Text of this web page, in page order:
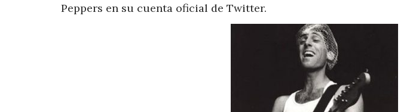
Peppers en su cuenta oficial de Twitter.